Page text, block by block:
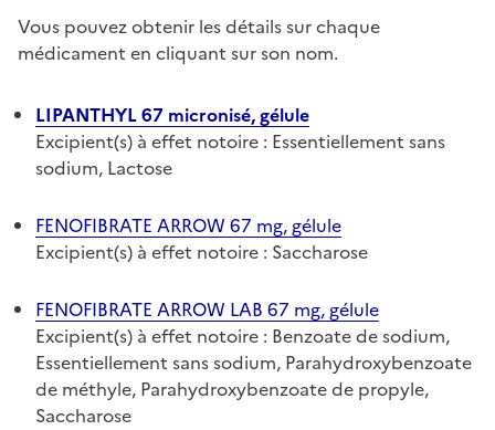
Vous pouvez obtenir les détails sur chaque
médicament en cliquant sur son nom.
LIPANTHYL 67 micronisé, gélule
Excipient(s) à effet notoire : Essentiellement sans
sodium, Lactose
FENOFIBRATE ARROW 67 mg, gélule
Excipient(s) à effet notoire : Saccharose
FENOFIBRATE ARROW LAB 67 mg, gélule
Excipient(s) à effet notoire : Benzoate de sodium,
Essentiellement sans sodium, Parahydroxybenzoate
de méthyle, Parahydroxybenzoate de propyle,
Saccharose